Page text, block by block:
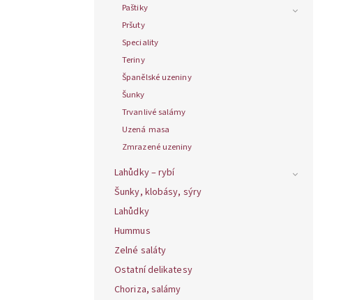
Paštiky
Pršuty
Speciality
Teriny
Španělské uzeniny
Šunky
Trvanlivé salámy
Uzená masa
Zmrazené uzeniny
Lahůdky – rybí
Šunky, klobásy, sýry
Lahůdky
Hummus
Zelné saláty
Ostatní delikatesy
Choriza, salámy